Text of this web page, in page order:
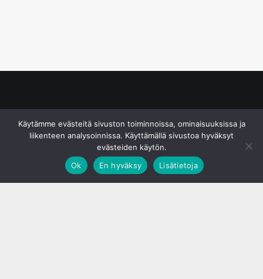
Käytämme evästeitä sivuston toiminnoissa, ominaisuuksissa ja
liikenteen analysoinnissa. Käyttämällä sivustoa hyväksyt
evästeiden käytön.
Ok
En hyväksy Lisätietoja